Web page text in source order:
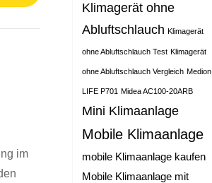
im
Klimagerät ohne
Abluftschlauch Klimagerät
ohne Abluftschlauch Test Klimagerät
ohne Abluftschlauch Vergleich Medion
LIFE P701 Midea AC100-20ARB
Mini Klimaanlage
Mobile Klimaanlage
mobile Klimaanlage kaufen
Mobile Klimaanlage mit